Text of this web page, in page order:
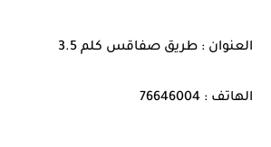
العنوان : طريق صفاقس كلم 3.5
الهاتف : 76646004